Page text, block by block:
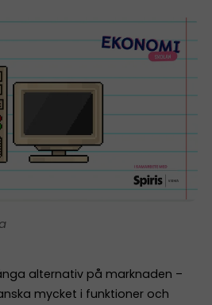
alternativ på marknaden –
mycket i funktioner och